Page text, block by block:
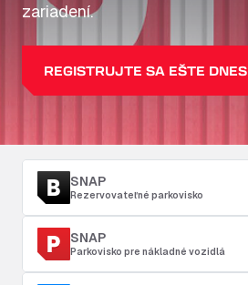
zariadení.
REGISTRUJTE SA EŠTE DNES
SNAP
Rezervovateľné parkovisko
SNAP
Parkovisko pre nákladné vozidlá